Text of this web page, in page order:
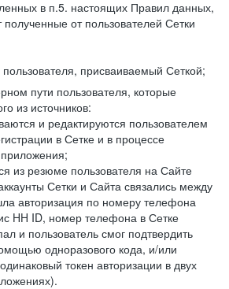
в п.5. настоящих Правил данных,
от пользователей Сетки
присваиваемый Сеткой;
пути пользователя, которые
из источников:
и редактируются пользователем
в Сетке и в процессе
из резюме пользователя на Сайте
Сетки и Сайта связались между
авторизация по номеру телефона
HH ID, номер телефона в Сетке
и пользователь смог подтвердить
одноразового кода, и/или
токен авторизации в двух